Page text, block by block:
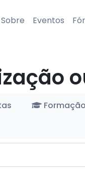
Sobre Eventos
Formação